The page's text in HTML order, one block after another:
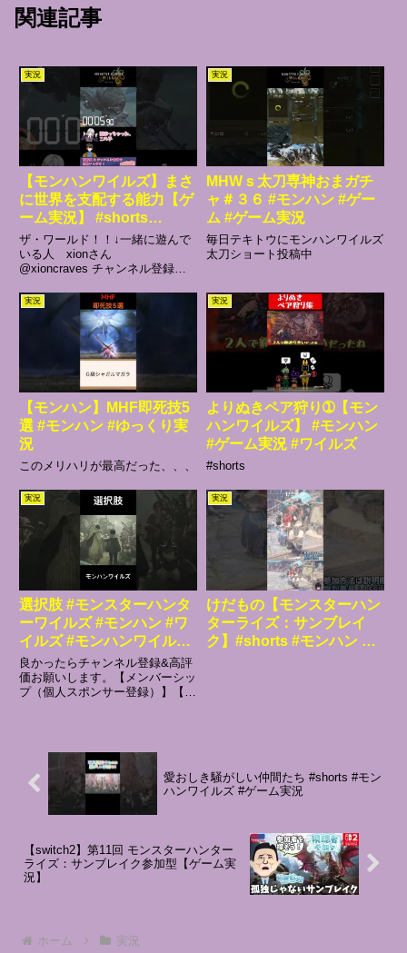
関連記事
実況
【モンハンワイルズ】まさ
に世界を支配する能力【ゲ
ーム実況】 #shorts
#vtuber #切り抜き #モン
ハンワイルズ #ゲーム実況
#モンハン #モンスターハ
ンター
ザ・ワールド！！↓一緒に遊んで
いる人 xionさん
@xioncraves チャンネル登録と
ゃんのメン限配信も毎週２回放送
中！みんなメンバー登録よろしく
ね！・土曜日14時から・水曜日
実況
MHWｓ太刀専神おまガチ
ャ＃３６ #モンハン #ゲー
ム #ゲーム実況
毎日テキトウにモンハンワイルズ
太刀ショート投稿中
実況
【モンハン】MHF即死技5
選 #モンハン #ゆっくり実
況
このメリハリが最高だった、、、
実況
よりぬきペア狩り➀【モン
ハンワイルズ】 #モンハン
#ゲーム実況 #ワイルズ
#shorts
実況
選択肢 #モンスターハンタ
ーワイルズ #モンハン #ワ
イルズ #モンハンワイルズ
#ゲーム #ゲーム実況
良かったらチャンネル登録&高評
価お願いします。【メンバーシッ
プ（個人スポンサー登録）】【個
モンスターハンターワイルズ
実況
けだもの【モンスターハン
ターライズ：サンブレイ
ク】#shorts #モンハン #
愛おしき騒がしい仲間たち #shorts #モン
ハンワイルズ #ゲーム実況
【switch2】第11回 モンスターハンター
ライズ：サンブレイク参加型【ゲーム実
況】
ホーム 実況